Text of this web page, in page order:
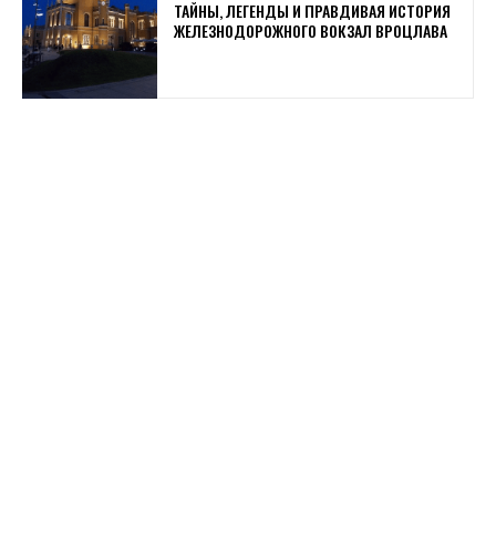
ТАЙНЫ, ЛЕГЕНДЫ И ПРАВДИВАЯ ИСТОРИЯ
ЖЕЛЕЗНОДОРОЖНОГО ВОКЗАЛ ВРОЦЛАВА